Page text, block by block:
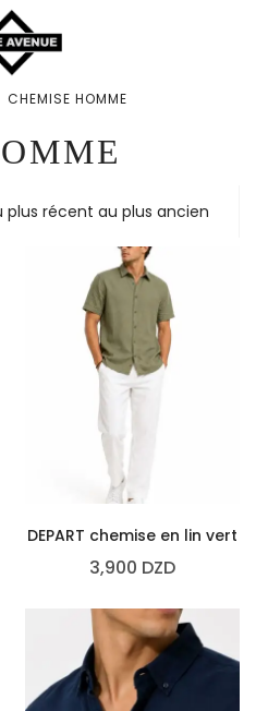
CHEMISE HOMME
DEPART chemise en lin vert
3,900 DZD